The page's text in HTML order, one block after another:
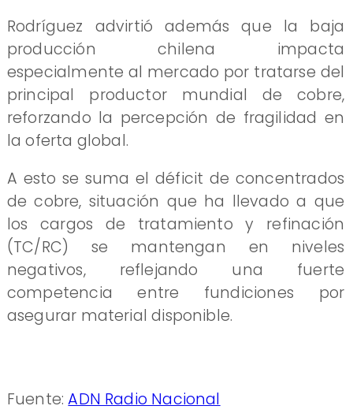
Rodríguez advirtió además que la baja
producción chilena impacta
especialmente al mercado por tratarse del
principal productor mundial de cobre,
reforzando la percepción de fragilidad en
la oferta global.
A esto se suma el déficit de concentrados
de cobre, situación que ha llevado a que
los cargos de tratamiento y refinación
(TC/RC) se mantengan en niveles
negativos, reflejando una fuerte
competencia entre fundiciones por
asegurar material disponible.
Fuente:ADN Radio Nacional